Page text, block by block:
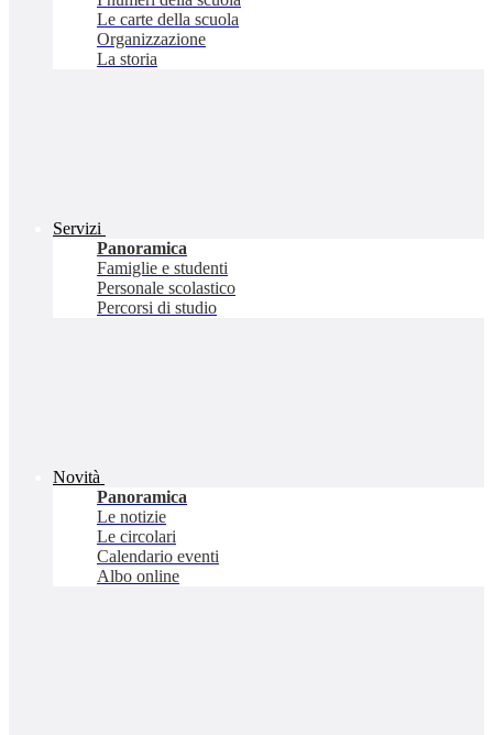
Le carte della scuola
Organizzazione
La storia
Servizi
Panoramica
Famiglie e studenti
Personale scolastico
Percorsi di studio
Novità
Panoramica
Le notizie
Le circolari
Calendario eventi
Albo online